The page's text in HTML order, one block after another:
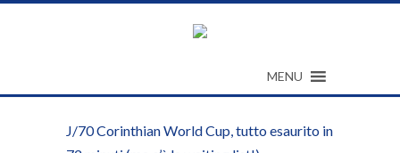
MENU
J/70 Corinthian World Cup, tutto esaurito in